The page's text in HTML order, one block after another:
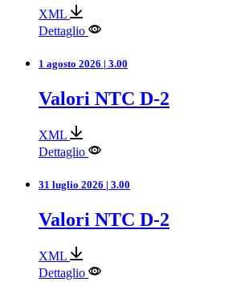
XML
Dettaglio
1 agosto 2026 | 3.00
Valori NTC D-2
XML
Dettaglio
31 luglio 2026 | 3.00
Valori NTC D-2
XML
Dettaglio